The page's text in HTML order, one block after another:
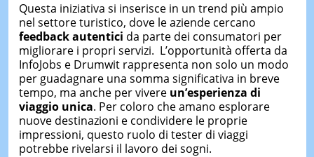
Questa iniziativa si inserisce in un trend più ampio
nel settore turistico, dove le aziende cercano
feedback autentici da parte dei consumatori per
migliorare i propri servizi. L’opportunità offerta da
InfoJobs e Drumwit rappresenta non solo un modo
per guadagnare una somma significativa in breve
tempo, ma anche per vivere un’esperienza di
viaggio unica. Per coloro che amano esplorare
nuove destinazioni e condividere le proprie
impressioni, questo ruolo di tester di viaggi
potrebbe rivelarsi il lavoro dei sogni.